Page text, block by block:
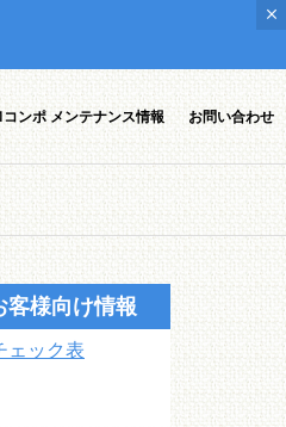
コンポ メンテナンス情報 お問い合わせ
客様向け情報
ェック表